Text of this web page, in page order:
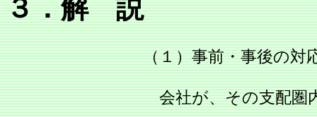
３．解 説
（１）事前・事後の対
会社が、その支配圏